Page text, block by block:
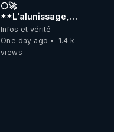
🌕🚀
**L'alunissage,
57 ans après :
Émission spéciale
avec John Doe
Infos et vérité
One day ago
1.4 k
views